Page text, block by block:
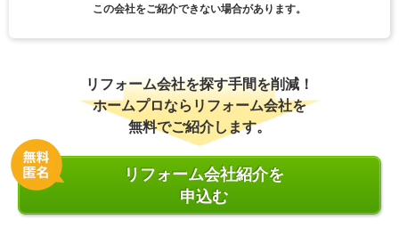
この会社をご紹介できない場合があります。
リフォーム会社を探す手間を削減！
ホームプロならリフォーム会社を
無料でご紹介します。
リフォーム会社紹介を
申込む